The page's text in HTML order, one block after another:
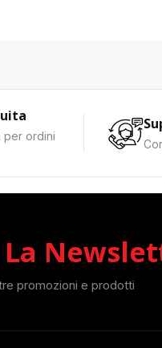
per ordini
La
promozioni e prodotti